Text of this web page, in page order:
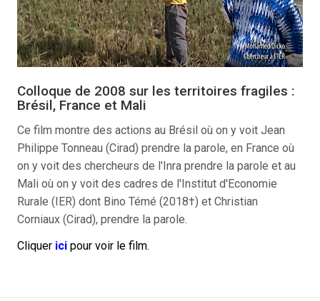
Colloque de 2008 sur les territoires fragiles :
Brésil, France et Mali
Ce film montre des actions au Brésil où on y voit Jean
Philippe Tonneau (Cirad) prendre la parole, en France où
on y voit des chercheurs de l'Inra prendre la parole et au
Mali où on y voit des cadres de l'Institut d'Economie
Rurale (IER) dont Bino Témé (2018†) et Christian
Corniaux (Cirad), prendre la parole.
Cliquer ici pour voir le film.